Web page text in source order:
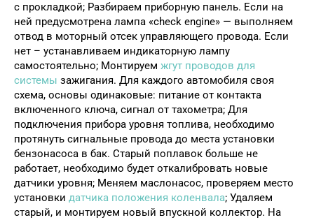
с прокладкой; Разбираем приборную панель. Если на
ней предусмотрена лампа «check engine» — выполняем
отвод в моторный отсек управляющего провода. Если
нет – устанавливаем индикаторную лампу
самостоятельно; Монтируем жгут проводов для
системы зажигания. Для каждого автомобиля своя
схема, основы одинаковые: питание от контакта
включенного ключа, сигнал от тахометра; Для
подключения прибора уровня топлива, необходимо
протянуть сигнальные провода до места установки
бензонасоса в бак. Старый поплавок больше не
работает, необходимо будет откалибровать новые
датчики уровня; Меняем маслонасос, проверяем место
установки датчика положения коленвала; Удаляем
старый, и монтируем новый впускной коллектор. На